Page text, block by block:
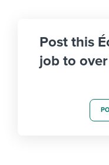
Post this
job to